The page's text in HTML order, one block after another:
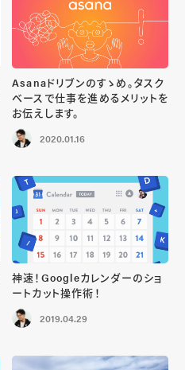
Asanaドリブンのすゝめ。タスク
ベースで仕事を進めるメリットを
お伝えします。
2020.01.16
神速！Googleカレンダーのショ
ートカット操作術！
2019.04.29